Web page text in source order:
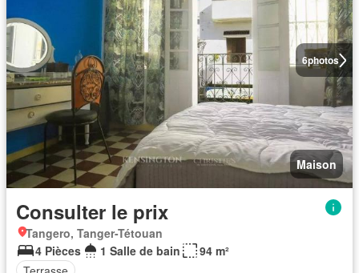
6photos
Maison
Consulter le prix
Tangero, Tanger-Tétouan
4 Pièces
1 Salle de bain
94 m²